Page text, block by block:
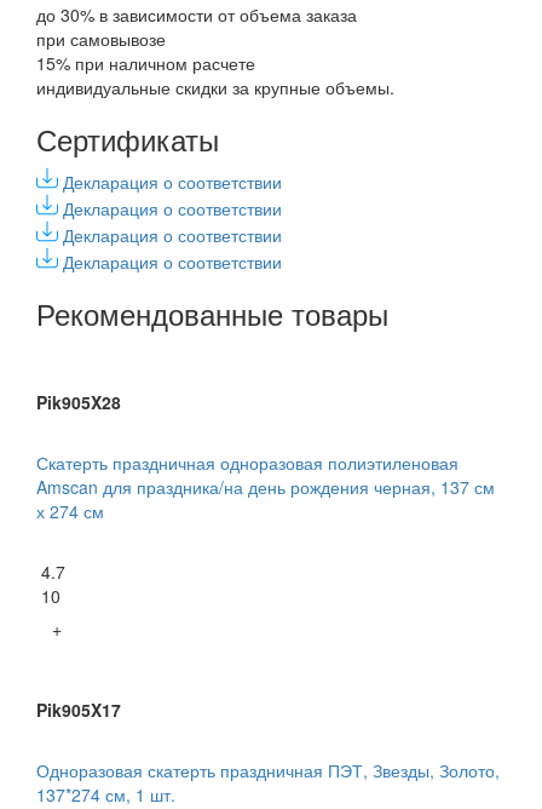
до 30% в зависимости от объема заказа
при самовывозе
15% при наличном расчете
индивидуальные скидки за крупные объемы.
Сертификаты
Декларация о соответствии
Декларация о соответствии
Декларация о соответствии
Декларация о соответствии
Рекомендованные товары
Pik905X28
Скатерть праздничная одноразовая полиэтиленовая
Amscan для праздника/на день рождения черная, 137 см
х 274 см
4.7
10
+
Pik905X17
Одноразовая скатерть праздничная ПЭТ, Звезды, Золото,
137*274 см, 1 шт.